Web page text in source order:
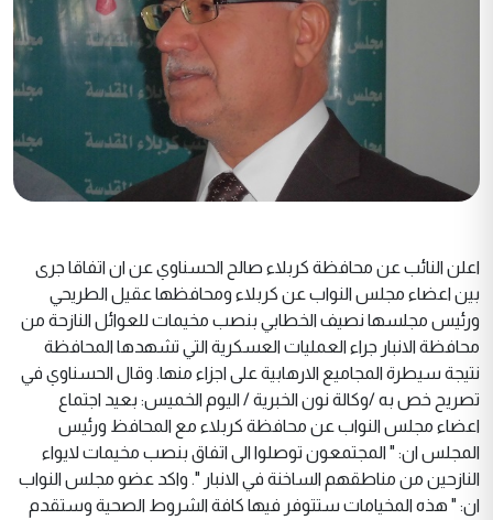
اعلن النائب عن محافظة كربلاء صالح الحسناوي عن ان اتفاقا جرى
بين اعضاء مجلس النواب عن كربلاء ومحافظها عقيل الطريحي
ورئيس مجلسها نصيف الخطابي بنصب مخيمات للعوائل النازحة من
محافظة الانبار جراء العمليات العسكرية التي تشهدها المحافظة
نتيجة سيطرة المجاميع الارهابية على اجزاء منها. وقال الحسناوي في
تصريح خص به /وكالة نون الخبرية / اليوم الخميس: بعيد اجتماع
اعضاء مجلس النواب عن محافظة كربلاء مع المحافظ ورئيس
المجلس ان: " المجتمعون توصلوا الى اتفاق بنصب مخيمات لايواء
النازحين من مناطقهم الساخنة في الانبار ". واكد عضو مجلس النواب
ان: " هذه المخيامات ستتوفر فيها كافة الشروط الصحية وستقدم